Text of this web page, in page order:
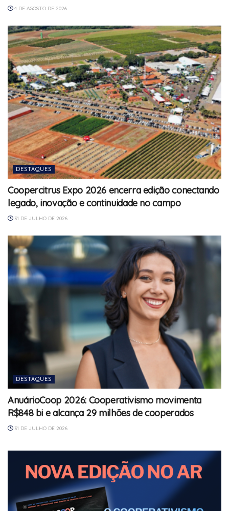
4 DE AGOSTO DE 2026
DESTAQUES
Coopercitrus Expo 2026 encerra edição conectando
legado, inovação e continuidade no campo
31 DE JULHO DE 2026
DESTAQUES
AnuárioCoop 2026: Cooperativismo movimenta
R$848 bi e alcança 29 milhões de cooperados
31 DE JULHO DE 2026